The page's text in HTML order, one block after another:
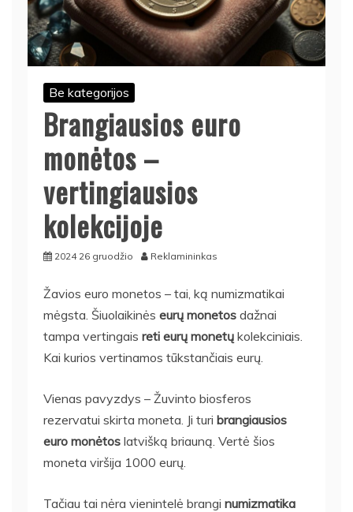
Be kategorijos
Brangiausios euro
monėtos –
vertingiausios
kolekcijoje
2024 26 gruodžio Reklamininkas
Žavios euro monetos – tai, ką numizmatikai
mėgsta. Šiuolaikinės eurų monetos dažnai
tampa vertingais reti eurų monetų kolekciniais.
Kai kurios vertinamos tūkstančiais eurų.
Vienas pavyzdys – Žuvinto biosferos
rezervatui skirta moneta. Ji turi brangiausios
euro monėtos latvišką briauną. Vertė šios
moneta viršija 1000 eurų.
Tačiau tai nėra vienintelė brangi numizmatika